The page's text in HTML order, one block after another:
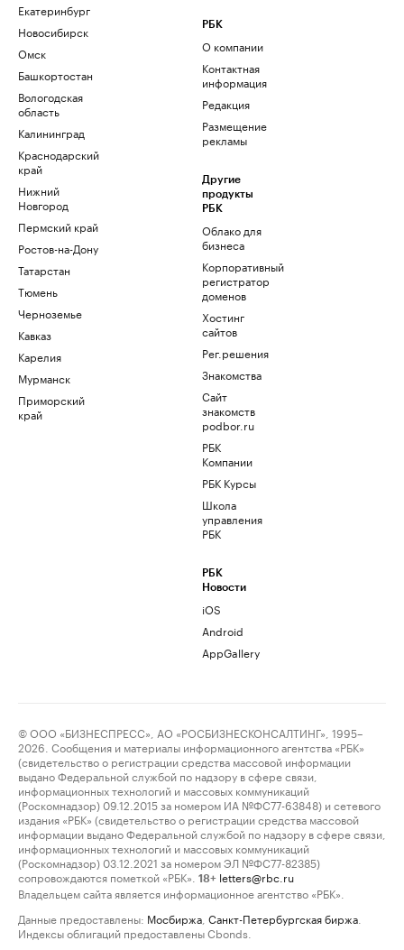
Екатеринбург
Новосибирск
Омск
Башкортостан
Вологодская
область
Калининград
Краснодарский
край
Нижний
Новгород
Пермский край
Ростов-на-Дону
Татарстан
Тюмень
Черноземье
Кавказ
Карелия
Мурманск
Приморский
край
РБК
О компании
Контактная
информация
Редакция
Размещение
рекламы
Другие
продукты
РБК
Облако для
бизнеса
Корпоративный
регистратор
доменов
Хостинг
сайтов
Рег.решения
Знакомства
Сайт
знакомств
podbor.ru
РБК
Компании
РБК Курсы
Школа
управления
РБК
РБК
Новости
iOS
Android
AppGallery
© ООО «БИЗНЕСПРЕСС», АО «РОСБИЗНЕСКОНСАЛТИНГ», 1995–
2026. Сообщения и материалы информационного агентства «РБК»
(свидетельство о регистрации средства массовой информации
выдано Федеральной службой по надзору в сфере связи,
информационных технологий и массовых коммуникаций
(Роскомнадзор) 09.12.2015 за номером ИА №ФС77-63848) и сетевого
издания «РБК» (свидетельство о регистрации средства массовой
информации выдано Федеральной службой по надзору в сфере связи,
информационных технологий и массовых коммуникаций
(Роскомнадзор) 03.12.2021 за номером ЭЛ №ФС77-82385)
сопровождаются пометкой «РБК».
18+ letters@rbc.ru
Владельцем сайта является информационное агентство «РБК».
Данные предоставлены: Мосбиржа Санкт-Петербургская биржа
Индексы облигаций предоставлены Cbonds.